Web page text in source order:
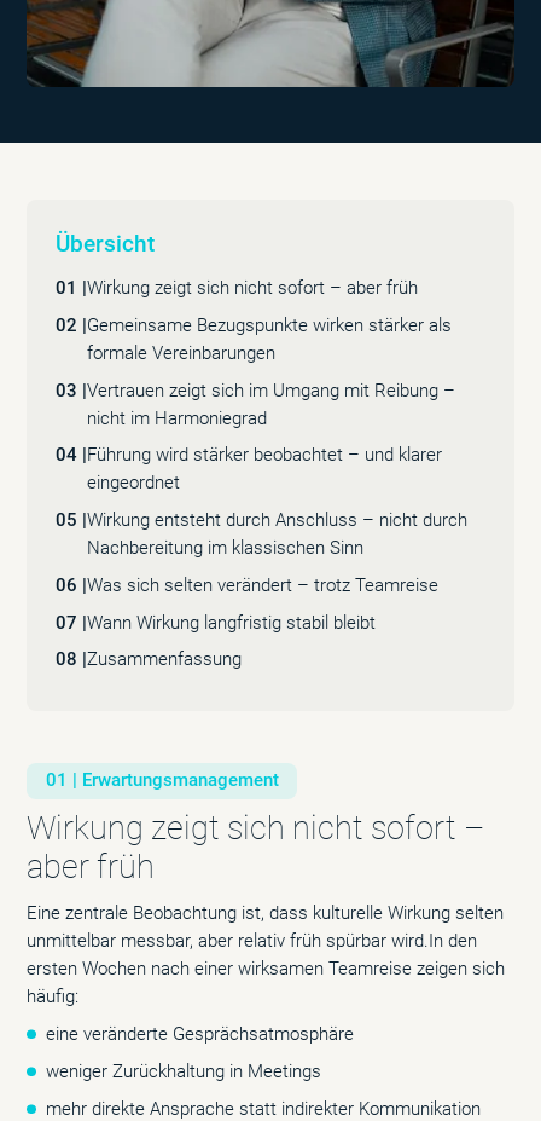
Übersicht
01 | Wirkung zeigt sich nicht sofort – aber früh
02 |Gemeinsame Bezugspunkte wirken stärker als
formale Vereinbarungen
03 |Vertrauen zeigt sich im Umgang mit Reibung –
nicht im Harmoniegrad
04 | Führung wird stärker beobachtet – und klarer
eingeordnet
05 |Wirkung entsteht durch Anschluss – nicht durch
Nachbereitung im klassischen Sinn
06 |Was sich selten verändert – trotz Teamreise
07 |Wann Wirkung langfristig stabil bleibt
08 |Zusammenfassung
01 | Erwartungsmanagement
Wirkung zeigt sich nicht sofort –
aber früh
Eine zentrale Beobachtung ist, dass kulturelle Wirkung selten
unmittelbar messbar, aber relativ früh spürbar wird.In den
ersten Wochen nach einer wirksamen Teamreise zeigen sich
häufig:
eine veränderte Gesprächsatmosphäre
weniger Zurückhaltung in Meetings
mehr direkte Ansprache statt indirekter Kommunikation